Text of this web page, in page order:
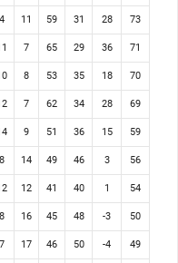
4 11 59 31 28 73
7 65 29 36 71
8 53 35 18 70
7 62 34 28 69
9 51 36 15 59
8 14 49 46 3 56
12 41 40 1 54
8 16 45 48 -3 50
7 17 46 50 -4 49